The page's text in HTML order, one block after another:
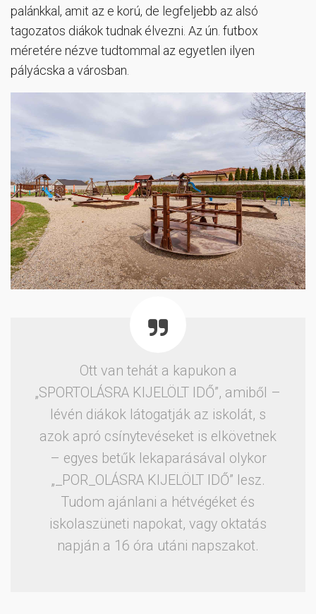
palánkkal, amit az e korú, de legfeljebb az alsó
tagozatos diákok tudnak élvezni. Az ún. futbox
méretére nézve tudtommal az egyetlen ilyen
pályácska a városban.
Ott van tehát a kapukon a
„SPORTOLÁSRA KIJELÖLT IDŐ”, amiből –
lévén diákok látogatják az iskolát, s
azok apró csínytevéseket is elkövetnek
– egyes betűk lekaparásával olykor
„_POR_OLÁSRA KIJELÖLT IDŐ” lesz.
Tudom ajánlani a hétvégéket és
iskolaszüneti napokat, vagy oktatás
napján a 16 óra utáni napszakot.